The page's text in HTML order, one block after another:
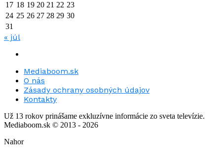
17 18 19 20 21 22 23
24 25 26 27 28 29 30
31
« júl
Mediaboom.sk
O nás
Zásady ochrany osobných údajov
Kontakty
Už 13 rokov prinášame exkluzívne informácie zo sveta televízie.
Mediaboom.sk © 2013 - 2026
Nahor